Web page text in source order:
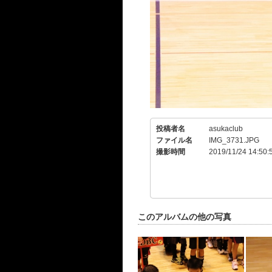
投稿者名
asukaclub
ファイル名
IMG_3731.JPG
撮影時間
2019/11/24
このアルバムの他の写真